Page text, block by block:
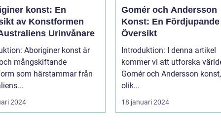
konst: En
av Konstformen
Urinvånare
Aboriginer konst är
mångskiftande
som härstammar från
2024
Gomér och Andersson
Konst: En Fördjupande
Översikt
Introduktion: I denna artikel
kommer vi att utforska
Gomér och Andersson
olik...
18 januari 2024